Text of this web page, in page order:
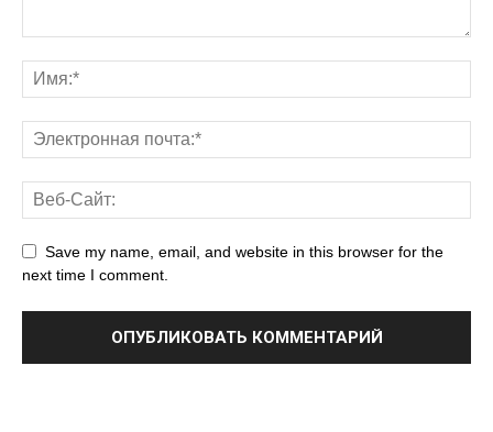
Save my name, email, and website in this browser for the
next time I comment.